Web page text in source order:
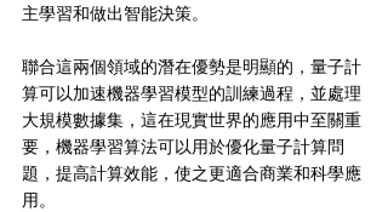
主學習和做出智能決策。
聯合這兩個領域的潛在優勢是明顯的，量子計
算可以加速機器學習模型的訓練過程，並處理
大規模數據集，這在現實世界的應用中至關重
要，機器學習算法可以用於優化量子計算問
題，提高計算效能，使之更適合商業和科學應
用。